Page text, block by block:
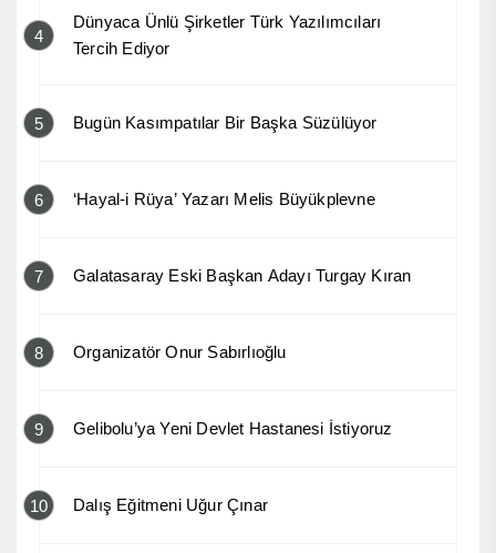
4
Dünyaca Ünlü Şirketler Türk Yazılımcıları
Tercih Ediyor
5 Bugün Kasımpatılar Bir Başka Süzülüyor
6 ‘Hayal-i Rüya’ Yazarı Melis Büyükplevne
7 Galatasaray Eski Başkan Adayı Turgay Kıran
8 Organizatör Onur Sabırlıoğlu
9 Gelibolu’ya Yeni Devlet Hastanesi İstiyoruz
10 Dalış Eğitmeni Uğur Çınar